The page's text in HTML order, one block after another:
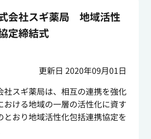
会社スギ薬局 地域活性
定締結式
更新日 2020年09月01日
社スギ薬局は、相互の連携を強化
おける地域の一層の活性化に資す
とおり地域活性化包括連携協定を